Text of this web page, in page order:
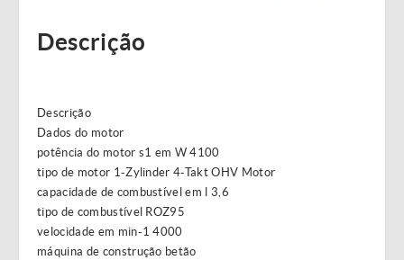
Descrição
Descrição
Dados do motor
potência do motor s1 em W 4100
tipo de motor 1-Zylinder 4-Takt OHV Motor
capacidade de combustível em l 3,6
tipo de combustível ROZ95
velocidade em min-1 4000
máquina de construção betão